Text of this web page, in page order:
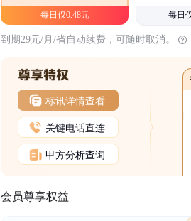
每日仅0.48元 每日
到期29元/月/省自动续费，可随时取消。
标讯详情查看
关键电话直连
甲方分析查询
会员尊享权益